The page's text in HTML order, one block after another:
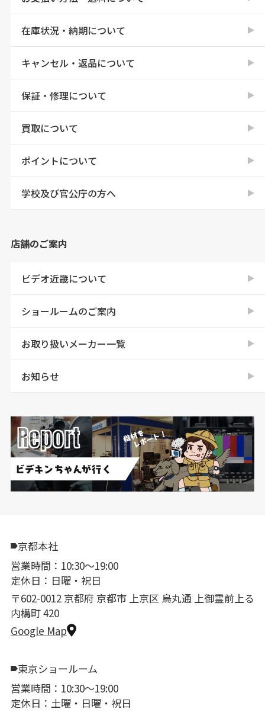
在庫状況・納期について
キャンセル・返品について
保証・修理について
買取について
ポイントについて
学校及び官公庁の方へ
店舗のご案内
ビデオ近畿について
ショールームのご案内
お取り扱いメーカー一覧
お知らせ
京都本社
営業時間：10:30〜19:00
定休日：日曜・祝日
〒602-0012 京都府 京都市 上京区 烏丸通 上御霊前上る
内構町 420
Google Map
東京ショールーム
営業時間：10:30〜19:00
定休日：土曜・日曜・祝日